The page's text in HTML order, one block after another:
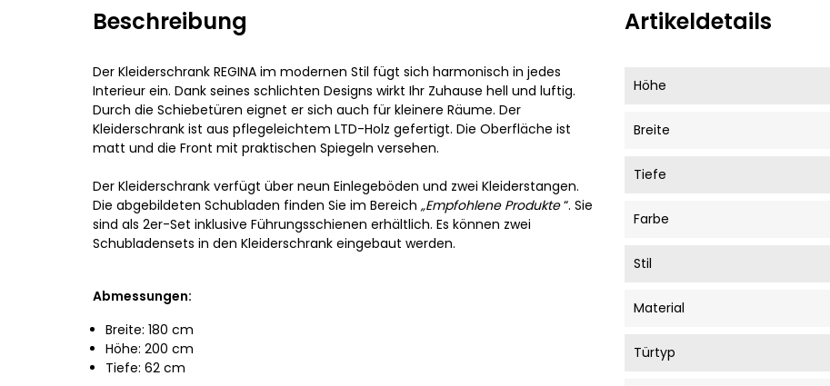
Beschreibung
Der Kleiderschrank REGINA im modernen Stil fügt sich harmonisch in jedes
Interieur ein. Dank seines schlichten Designs wirkt Ihr Zuhause hell und luftig.
Durch die Schiebetüren eignet er sich auch für kleinere Räume. Der
Kleiderschrank ist aus pflegeleichtem LTD-Holz gefertigt. Die Oberfläche ist
matt und die Front mit praktischen Spiegeln versehen.
Der Kleiderschrank verfügt über neun Einlegeböden und zwei Kleiderstangen.
Die abgebildeten Schubladen finden Sie im Bereich „Empfohlene Produkte“. Sie
sind als 2er-Set inklusive Führungsschienen erhältlich. Es können zwei
Schubladensets in den Kleiderschrank eingebaut werden.
Abmessungen:
Breite: 180 cm
Höhe: 200 cm
Tiefe: 62 cm
Artikeldetails
Höhe
Breite
Tiefe
Farbe
Stil
Material
Türtyp